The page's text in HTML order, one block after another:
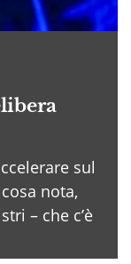
sul
nota,
– che c’è